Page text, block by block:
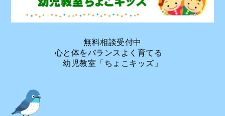
無料相談受付中
心と体をバランスよく育てる
幼児教室「ちょこキッズ」